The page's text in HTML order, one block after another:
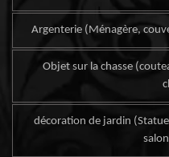
Argenterie (Ménagère,
Objet sur la chasse
décoration de jardin